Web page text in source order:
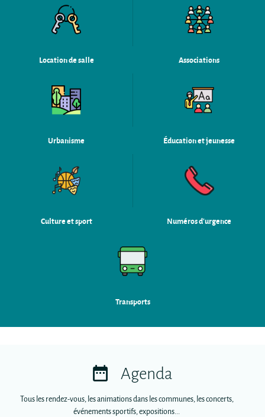
Location de salle Associations
Urbanisme Éducation et jeunesse
Culture et sport Numéros d'urgence
Transports
Agenda
Tous les rendez-vous, les animations dans les communes, les concerts,
événements sportifs, expositions...